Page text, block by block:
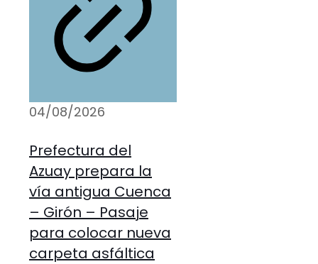
04/08/2026
Prefectura del
Azuay prepara la
vía antigua Cuenca
– Girón – Pasaje
para colocar nueva
carpeta asfáltica